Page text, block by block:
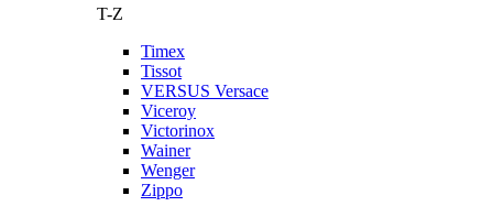
T-Z
Timex
Tissot
VERSUS Versace
Viceroy
Victorinox
Wainer
Wenger
Zippo